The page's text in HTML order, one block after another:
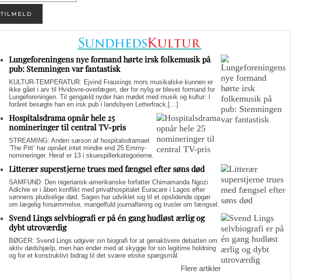
TILMELD
Lungeforeningens nye formand hørte irsk folkemusik på
pub: Stemningen var fantastisk
KULTUR-TEMPERATUR: Ejvind Frausings mors musikalske kunnen er
ikke gået i arv til Hvidovre-overlægen, der for nylig er blevet formand for
Lungeforeningen. Til gengæld nyder han mødet med musik og kultur: I
foråret besøgte han en irsk pub i landsbyen Letterfrack,[…]
Hospitalsdrama opnår hele 25
nomineringer til central TV-pris
STREAMING: Anden sæson af hospitalsdramaet
‘The Pitt’ har opnået intet mindre end 25 Emmy-
nomineringer. Heraf er 13 i skuespillerkategorierne.
Litterær superstjerne trues med fængsel efter søns død
SAMFUND: Den nigeriansk-amerikanske forfatter Chimamanda Ngozi
Adichie er i åben konflikt med privathospitalet Euracare i Lagos efter
sønnens pludselige død. Sagen har udviklet sig til et opslidende opgør
om lægelig forsømmelse, mangelfuld journalføring og trusler om fængsel.
Svend Lings selvbiografi er på én gang hudløst ærlig og
dybt utroværdig
BØGER: Svend Lings udgiver sin biografi for at genaktivere debatten om
aktiv dødshjælp, men han ender med at skygge for sin legitime holdning
og for et konstruktivt bidrag til det svære etiske spørgsmål.
Flere artikler